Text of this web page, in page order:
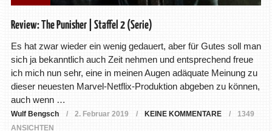
Review: The Punisher | Staffel 2 (Serie)
Es hat zwar wieder ein wenig gedauert, aber für Gutes soll man
sich ja bekanntlich auch Zeit nehmen und entsprechend freue
ich mich nun sehr, eine in meinen Augen adäquate Meinung zu
dieser neuesten Marvel-Netflix-Produktion abgeben zu können,
auch wenn …
Wulf Bengsch 2. Februar 2019 KEINE KOMMENTARE
1349
ANSICHTEN